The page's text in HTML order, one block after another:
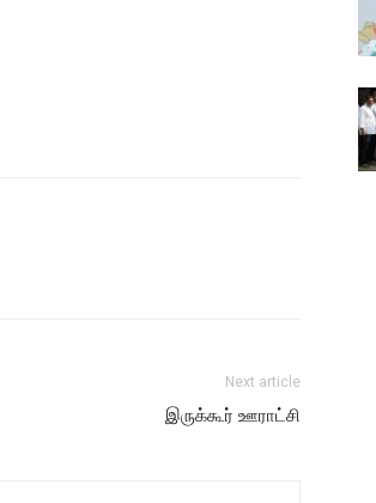
Next article
இருக்கூர் ஊராட்சி